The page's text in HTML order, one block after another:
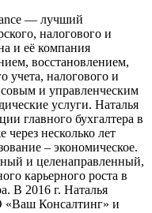
— лучший
налогового и
и её компания
восстановлением,
учета, налогового и
и управленческим
услуги. Наталья
главного бухгалтера в
несколько лет
– экономическое.
и целенаправленный,
карьерного роста в
В 2016 г. Наталья
Консалтинг» и